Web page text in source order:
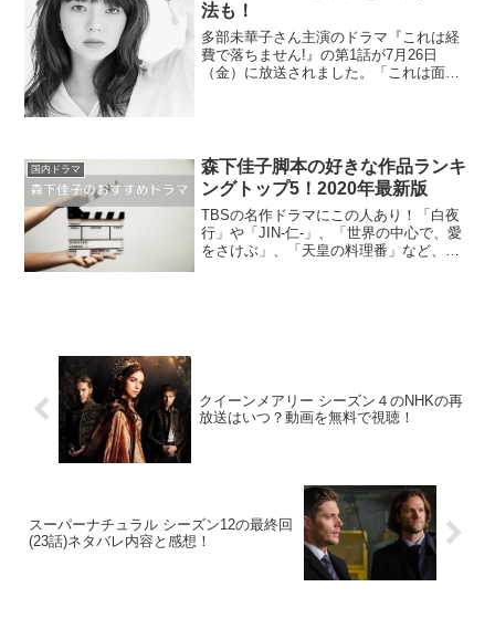
法も！
多部未華子さん主演のドラマ『これは経
費で落ちません!』の第1話が7月26日
（金）に放送されました。「これは面白
国内ドラマ
森下佳子脚本の好きな作品ランキ
ングトップ5！2020年最新版
TBSの名作ドラマにこの人あり！「白夜
行」や「JIN-仁-」、「世界の中心で、愛
をさけぶ」、「天皇の料理番」など、
クイーンメアリー シーズン４のNHKの再
放送はいつ？動画を無料で視聴！
スーパーナチュラル シーズン12の最終回
(23話)ネタバレ内容と感想！